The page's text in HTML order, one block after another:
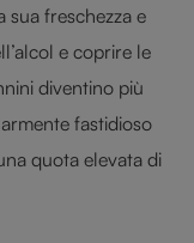
sua freschezza e
e coprire le
diventino più
fastidioso
quota elevata di